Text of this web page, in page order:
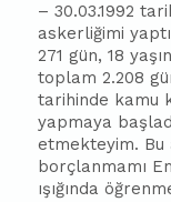
– 30.03.1992
askerliğimi
271 gün, 18
toplam 2.208
tarihinde kamu
yapmaya
etmekteyim.
borçlanmamı
ışığında